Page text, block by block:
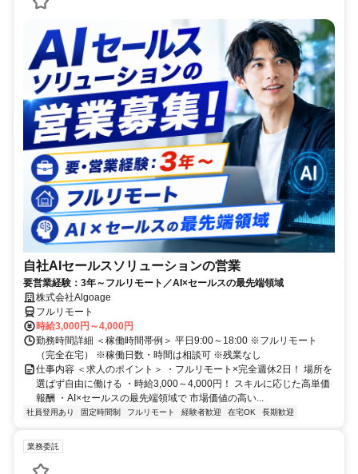
自社AIセールスソリューションの営業
要営業経験：3年～フルリモート／AI×セールスの最先端領域
株式会社Algoage
フルリモート
時給3,000円～4,000円
勤務時間詳細 ＜稼働時間帯例＞ 平日9:00～18:00 ※フルリモート
（完全在宅） ※稼働日数・時間は相談可 ※残業なし
仕事内容 ＜求人のポイント＞ ・フルリモート×完全週休2日！ 場所を
選ばず自由に働ける ・時給3,000～4,000円！ スキルに応じた高単価
報酬 ・AI×セールスの最先端領域で 市場価値の高い...
社員登用あり 固定時間制 フルリモート 経験者歓迎 在宅OK 長期歓迎
業務委託